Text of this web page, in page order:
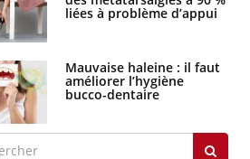
liées à problème d’appui
Mauvaise haleine : il faut
améliorer l’hygiène
bucco-dentaire